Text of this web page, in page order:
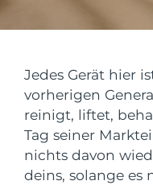
Jedes Gerät hier
vorherigen
reinigt, liftet,
Tag seiner
nichts davon
deins, solange es
FAQ™ Dual LED
BELIEBT
Versandland
Vereinigte
Vereinigtes
Königreich
Spanien